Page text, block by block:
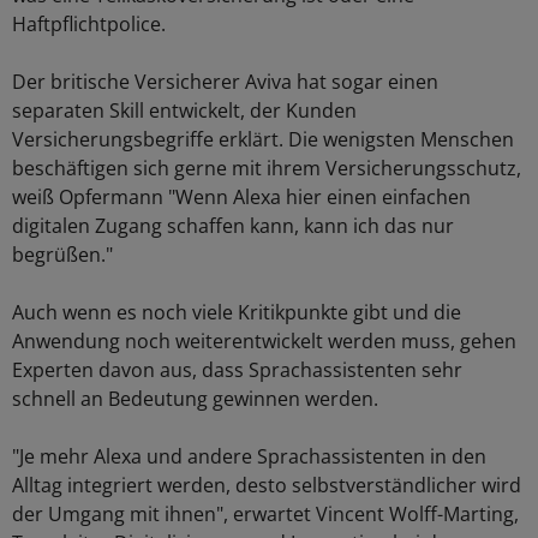
Haftpflichtpolice.
Der britische Versicherer Aviva hat sogar einen
separaten Skill entwickelt, der Kunden
Versicherungsbegriffe erklärt. Die wenigsten Menschen
beschäftigen sich gerne mit ihrem Versicherungsschutz,
weiß Opfermann "Wenn Alexa hier einen einfachen
digitalen Zugang schaffen kann, kann ich das nur
begrüßen."
Auch wenn es noch viele Kritikpunkte gibt und die
Anwendung noch weiterentwickelt werden muss, gehen
Experten davon aus, dass Sprachassistenten sehr
schnell an Bedeutung gewinnen werden.
"Je mehr Alexa und andere Sprachassistenten in den
Alltag integriert werden, desto selbstverständlicher wird
der Umgang mit ihnen", erwartet Vincent Wolff-Marting,